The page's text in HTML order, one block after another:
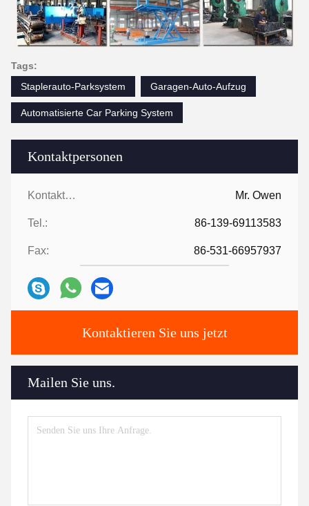
Kontaktpersonen
Kontaktpersonen: Mr. Owen
Tel.: 86-139-69113583
Fax: 86-531-66957937
Kontaktieren Sie uns jetzt
Mailen Sie uns.
Tags:
Staplerauto-Parksystem
Garagen-Auto-Aufzug
Automatisierte Car Parking System